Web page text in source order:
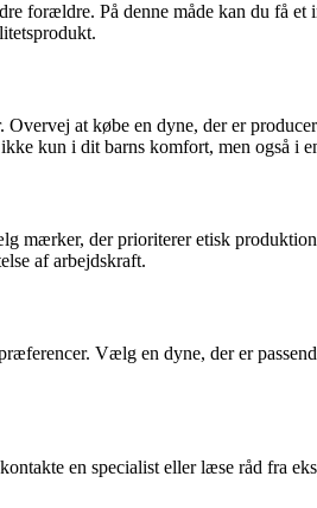
forældre. På denne måde kan du få
at købe en dyne, der er
kun i dit barns komfort, men også i
der prioriterer etisk
af arbejdskraft.
Vælg en dyne, der er
en specialist eller læse råd fra